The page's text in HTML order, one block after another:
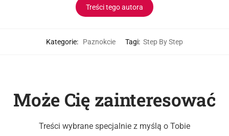
Treści tego autora
Kategorie: Paznokcie Tagi: Step By Step
Może Cię zainteresować
Treści wybrane specjalnie z myślą o Tobie